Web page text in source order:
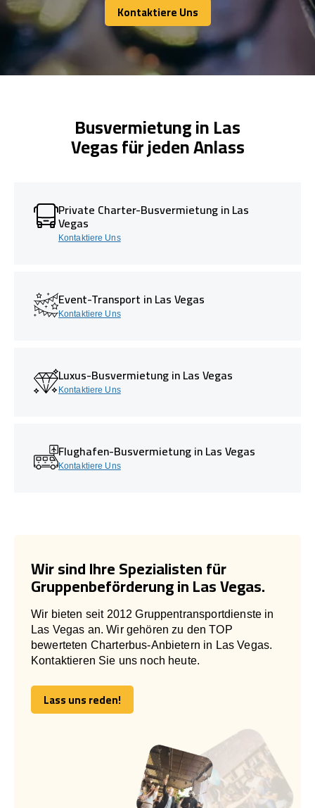
Kontaktiere Uns
Kontaktiere Uns
Busvermietung in Las
Vegas für jeden Anlass
Private Charter-Busvermietung in Las
Vegas
Kontaktiere Uns
Event-Transport in Las Vegas
Kontaktiere Uns
Luxus-Busvermietung in Las Vegas
Kontaktiere Uns
Flughafen-Busvermietung in Las Vegas
Kontaktiere Uns
Wir sind Ihre Spezialisten für
Gruppenbeförderung in Las Vegas.
Wir bieten seit 2012 Gruppentransportdienste in
Las Vegas an. Wir gehören zu den TOP
bewerteten Charterbus-Anbietern in Las Vegas.
Kontaktieren Sie uns noch heute.
Lass uns reden!
Lass uns reden!